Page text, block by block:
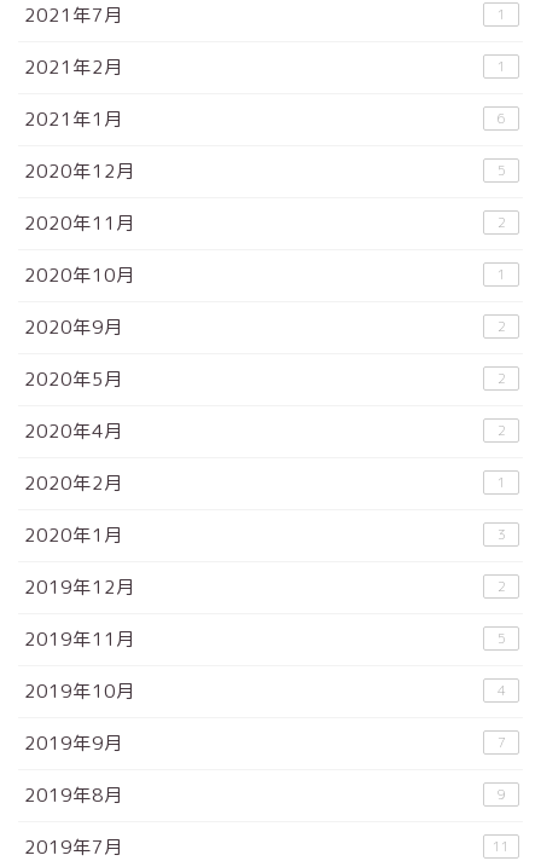
2021年7月 1
2021年2月 1
2021年1月 6
2020年12月 5
2020年11月 2
2020年10月 1
2020年9月 2
2020年5月 2
2020年4月 2
2020年2月 1
2020年1月 3
2019年12月 2
2019年11月 5
2019年10月 4
2019年9月 7
2019年8月 9
2019年7月 11